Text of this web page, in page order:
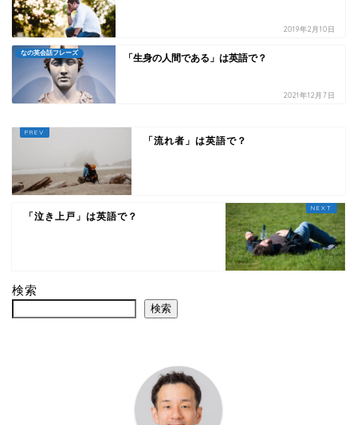
2019年2月10日
なの英会話フレーズ 「生身の人間である」は英語で？
2021年12月7日
「流れ者」は英語で？
「泣き上戸」は英語で？
検索
検索